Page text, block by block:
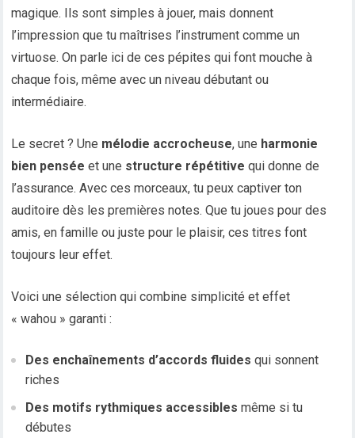
magique. Ils sont simples à jouer, mais donnent
l’impression que tu maîtrises l’instrument comme un
virtuose. On parle ici de ces pépites qui font mouche à
chaque fois, même avec un niveau débutant ou
intermédiaire.
Le secret ? Une mélodie accrocheuse, une harmonie
bien pensée et une structure répétitive qui donne de
l’assurance. Avec ces morceaux, tu peux captiver ton
auditoire dès les premières notes. Que tu joues pour des
amis, en famille ou juste pour le plaisir, ces titres font
toujours leur effet.
Voici une sélection qui combine simplicité et effet
« wahou » garanti :
Des enchaînements d’accords fluides qui sonnent
riches
Des motifs rythmiques accessibles même si tu
débutes